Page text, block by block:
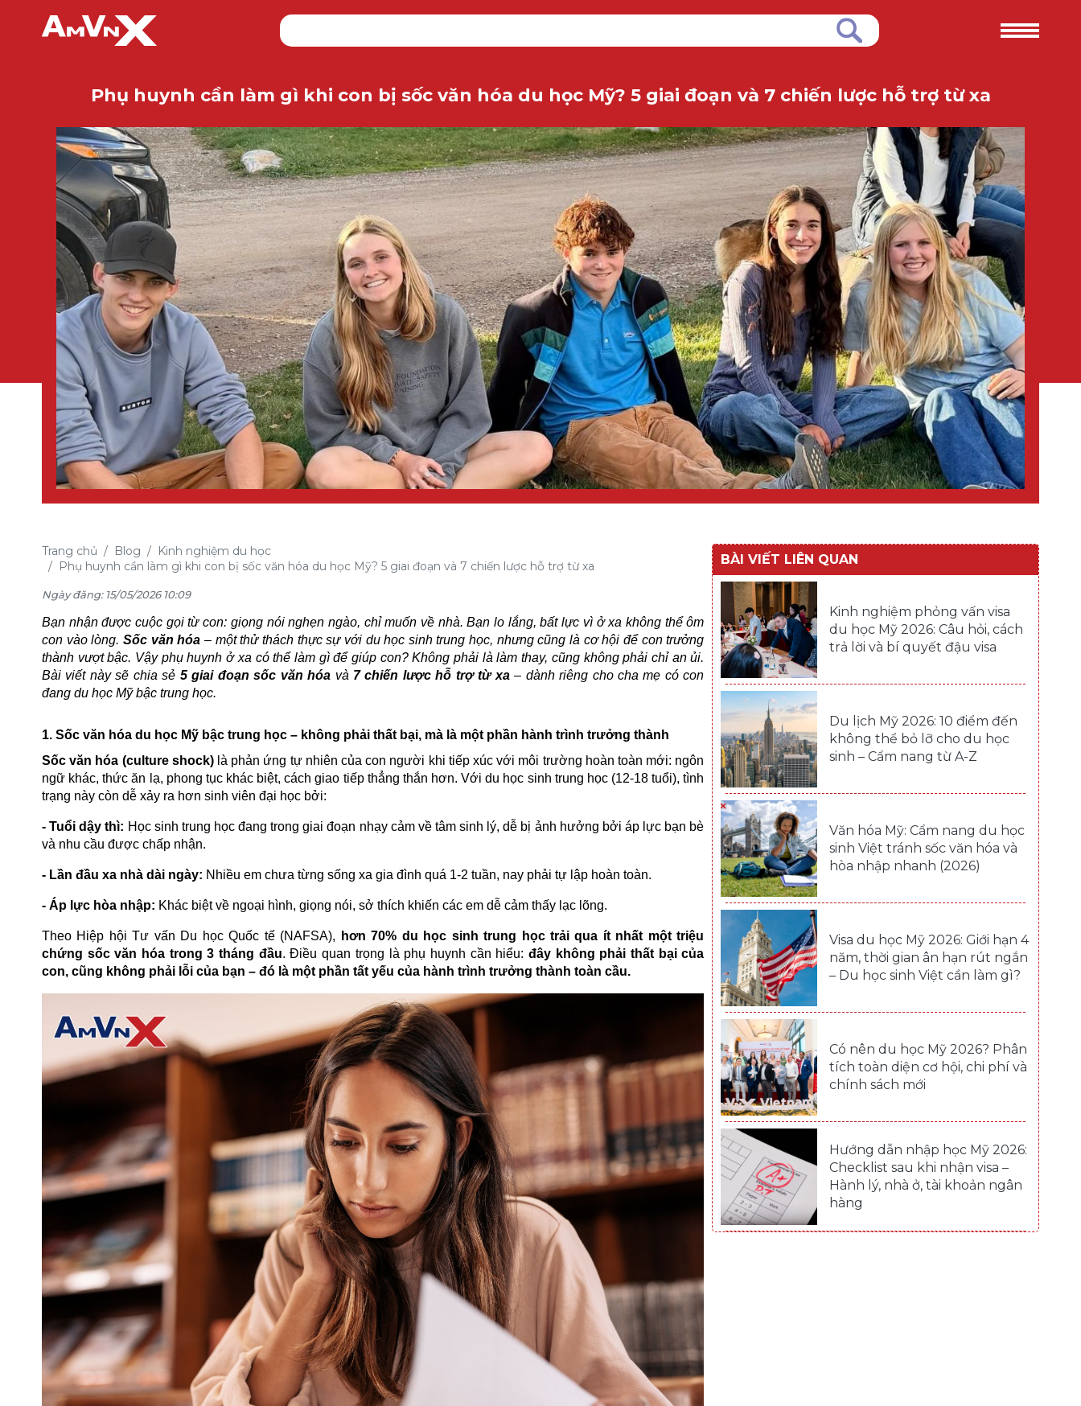
Phụ huynh cần làm gì khi con bị sốc văn hóa du học Mỹ? 5 giai đoạn và 7 chiến lược hỗ trợ từ xa
Trang chủ Blog
Kinh nghiệm du học
Phụ huynh cần làm gì khi con bị sốc văn hóa du học Mỹ? 5 giai đoạn và 7 chiến lược hỗ trợ từ xa
Ngày đăng: 15/05/2026 10:09
Bạn nhận được cuộc gọi từ con: giọng nói nghẹn ngào, chỉ muốn về nhà. Bạn lo lắng, bất lực vì ở xa không thể ôm
con vào lòng. Sốc văn hóa – một thử thách thực sự với du học sinh trung học, nhưng cũng là cơ hội để con trưởng
thành vượt bậc. Vậy phụ huynh ở xa có thể làm gì để giúp con? Không phải là làm thay, cũng không phải chỉ an ủi.
Bài viết này sẽ chia sẻ 5 giai đoạn sốc văn hóa và 7 chiến lược hỗ trợ từ xa– dành riêng cho cha mẹ có con
đang du học Mỹ bậc trung học.
1. Sốc văn hóa du học Mỹ bậc trung học – không phải thất bại, mà là một phần hành trình trưởng thành
Sốc văn hóa (culture shock)là phản ứng tự nhiên của con người khi tiếp xúc với môi trường hoàn toàn mới: ngôn
ngữ khác, thức ăn lạ, phong tục khác biệt, cách giao tiếp thẳng thắn hơn. Với du học sinh trung học (12-18 tuổi), tình
trạng này còn dễ xảy ra hơn sinh viên đại học bởi:
- Tuổi dậy thì: Học sinh trung học đang trong giai đoạn nhạy cảm về tâm sinh lý, dễ bị ảnh hưởng bởi áp lực bạn bè
và nhu cầu được chấp nhận.
- Lần đầu xa nhà dài ngày: Nhiều em chưa từng sống xa gia đình quá 1-2 tuần, nay phải tự lập hoàn toàn.
- Áp lực hòa nhập: Khác biệt về ngoại hình, giọng nói, sở thích khiến các em dễ cảm thấy lạc lõng.
Theo Hiệp hội Tư vấn Du học Quốc tế (NAFSA),
hơn 70% du học sinh trung học trải qua ít nhất một triệu
chứng sốc văn hóa trong 3 tháng đầu. Điều quan trọng là phụ huynh cần hiểu: đây không phải thất bại của
con, cũng không phải lỗi của bạn – đó là một phần tất yếu của hành trình trưởng thành toàn cầu.
BÀI VIẾT LIÊN QUAN
Kinh nghiệm phỏng vấn visa
du học Mỹ 2026: Câu hỏi, cách
trả lời và bí quyết đậu visa
Du lịch Mỹ 2026: 10 điểm đến
không thể bỏ lỡ cho du học
sinh – Cẩm nang từ A-Z
Văn hóa Mỹ: Cẩm nang du học
sinh Việt tránh sốc văn hóa và
hòa nhập nhanh (2026)
Visa du học Mỹ 2026: Giới hạn 4
năm, thời gian ân hạn rút ngắn
– Du học sinh Việt cần làm gì?
Có nên du học Mỹ 2026? Phân
tích toàn diện cơ hội, chi phí và
chính sách mới
Hướng dẫn nhập học Mỹ 2026:
Checklist sau khi nhận visa –
Hành lý, nhà ở, tài khoản ngân
hàng